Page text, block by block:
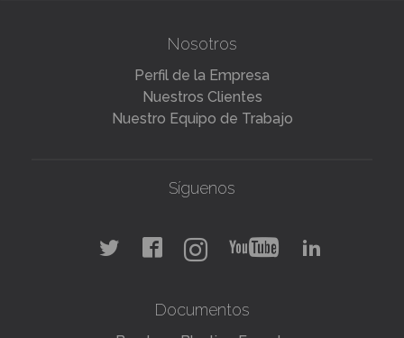
Nosotros
Perfil de la Empresa
Nuestros Clientes
Nuestro Equipo de Trabajo
Síguenos
Documentos